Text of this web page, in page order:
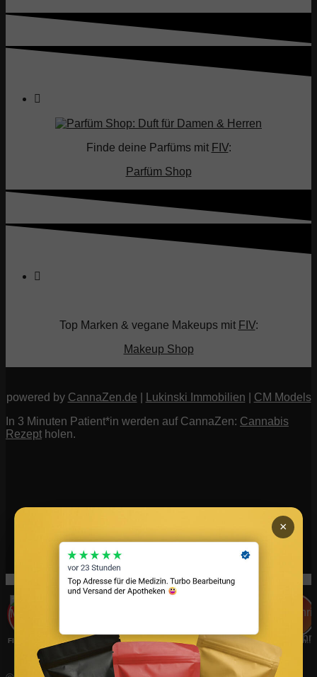
Finde deine Parfüms mit FIV:
Parfüm Shop
Top Marken & vegane Makeups mit FIV:
Makeup Shop
powered by CannaZen.de Lukinski Immobilien
CM Models
In 3 Minuten Patient*in werden auf CannaZen: Cannabis
Rezept holen.
Interview Fashion Brand Quiz Beauty Bodenrichtwert vs. Verkehrswert:
×